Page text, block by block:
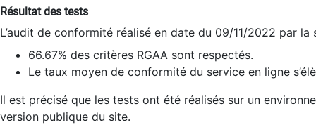
Résultat des tests
L’audit de conformité réalisé en date du 09/11/2022 par
66.67% des critères RGAA sont respectés.
Le taux moyen de conformité du service en ligne
Il est précisé que les tests ont été réalisés sur un
version publique du site.